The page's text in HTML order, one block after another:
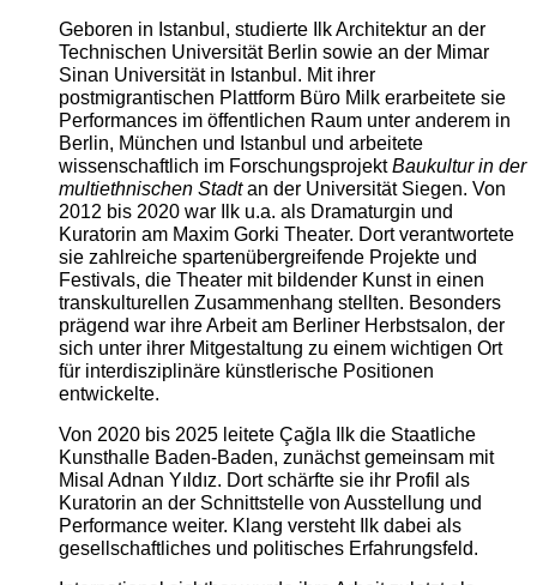
Geboren in Istanbul, studierte Ilk Architektur an der
Technischen Universität Berlin sowie an der Mimar
Sinan Universität in Istanbul. Mit ihrer
postmigrantischen Plattform Büro Milk erarbeitete sie
Performances im öffentlichen Raum unter anderem in
Berlin, München und Istanbul und arbeitete
wissenschaftlich im ForschungsprojektBaukultur in der
multiethnischen Stadtan der Universität Siegen. Von
2012 bis 2020 war Ilk u.a. als Dramaturgin und
Kuratorin am Maxim Gorki Theater. Dort verantwortete
sie zahlreiche spartenübergreifende Projekte und
Festivals, die Theater mit bildender Kunst in einen
transkulturellen Zusammenhang stellten. Besonders
prägend war ihre Arbeit am Berliner Herbstsalon, der
sich unter ihrer Mitgestaltung zu einem wichtigen Ort
für interdisziplinäre künstlerische Positionen
entwickelte.
Von 2020 bis 2025 leitete Çağla Ilk die Staatliche
Kunsthalle Baden-Baden, zunächst gemeinsam mit
Misal Adnan Yıldız. Dort schärfte sie ihr Profil als
Kuratorin an der Schnittstelle von Ausstellung und
Performance weiter. Klang versteht Ilk dabei als
gesellschaftliches und politisches Erfahrungsfeld.